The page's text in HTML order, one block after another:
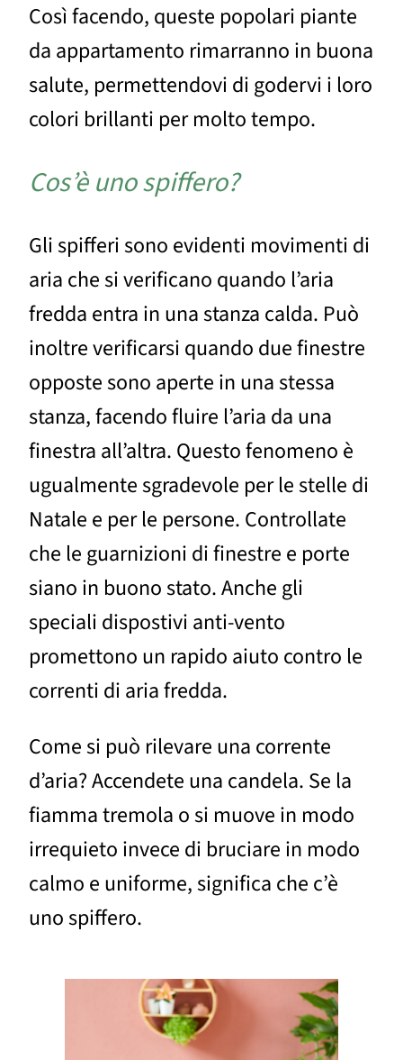
Così facendo, queste popolari piante
da appartamento rimarranno in buona
salute, permettendovi di godervi i loro
colori brillanti per molto tempo.
Cos’è uno spiffero?
Gli spifferi sono evidenti movimenti di
aria che si verificano quando l’aria
fredda entra in una stanza calda. Può
inoltre verificarsi quando due finestre
opposte sono aperte in una stessa
stanza, facendo fluire l’aria da una
finestra all’altra. Questo fenomeno è
ugualmente sgradevole per le stelle di
Natale e per le persone. Controllate
che le guarnizioni di finestre e porte
siano in buono stato. Anche gli
speciali dispostivi anti-vento
promettono un rapido aiuto contro le
correnti di aria fredda.
Come si può rilevare una corrente
d’aria? Accendete una candela. Se la
fiamma tremola o si muove in modo
irrequieto invece di bruciare in modo
calmo e uniforme, significa che c’è
uno spiffero.